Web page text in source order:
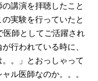
講演を拝聴したこと
実験を行っていたと
医師としてご活躍され
行われている時に、
。。」とおっしゃって
ル医師なのか。。。